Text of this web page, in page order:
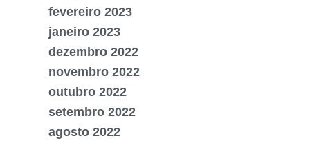
fevereiro 2023
janeiro 2023
dezembro 2022
novembro 2022
outubro 2022
setembro 2022
agosto 2022